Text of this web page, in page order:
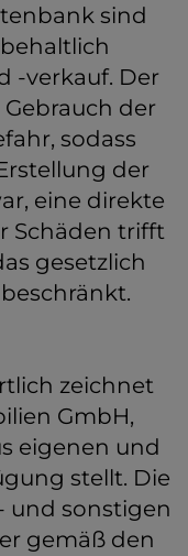
sind
-verkauf. Der
der
sodass
der
eine direkte
Schäden trifft
gesetzlich
zeichnet
GmbH,
eigenen und
stellt. Die
und sonstigen
gemäß den